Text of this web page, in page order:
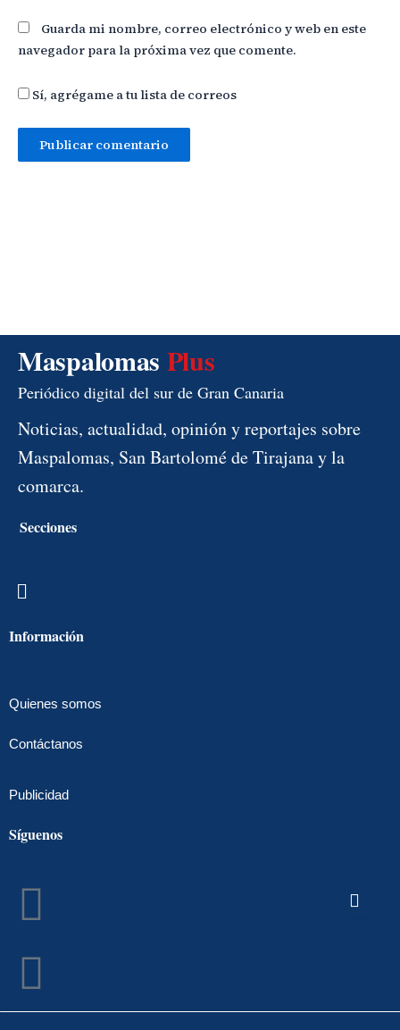
Guarda mi nombre, correo electrónico y web en este
navegador para la próxima vez que comente.
Sí, agrégame a tu lista de correos
Maspalomas Plus
Periódico digital del sur de Gran Canaria
Noticias, actualidad, opinión y reportajes sobre
Maspalomas, San Bartolomé de Tirajana y la
comarca.
Secciones
Menú
Información
Quienes somos
Contáctanos
Publicidad
Síguenos
Facebook
Instagram